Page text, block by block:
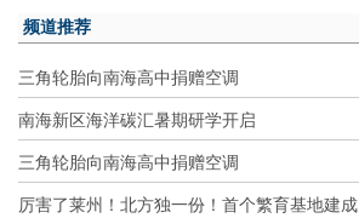
频道推荐
三角轮胎向南海高中捐赠空调
南海新区海洋碳汇暑期研学开启
三角轮胎向南海高中捐赠空调
厉害了莱州！北方独一份！首个繁育基地建成